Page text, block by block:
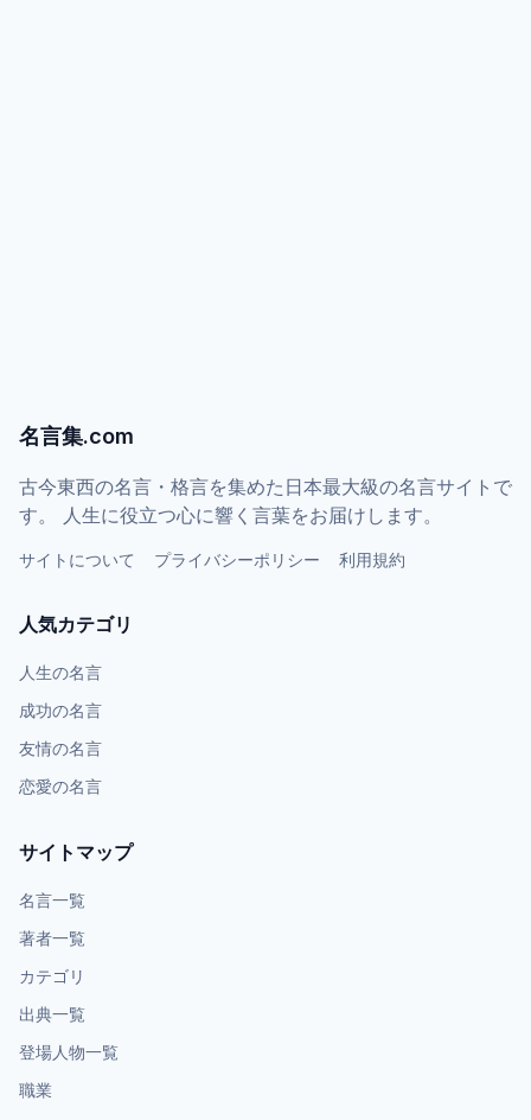
名言集.com
古今東西の名言・格言を集めた日本最大級の名言サイトで
す。 人生に役立つ心に響く言葉をお届けします。
サイトについて プライバシーポリシー 利用規約
人気カテゴリ
人生の名言
成功の名言
友情の名言
恋愛の名言
サイトマップ
名言一覧
著者一覧
カテゴリ
出典一覧
登場人物一覧
職業